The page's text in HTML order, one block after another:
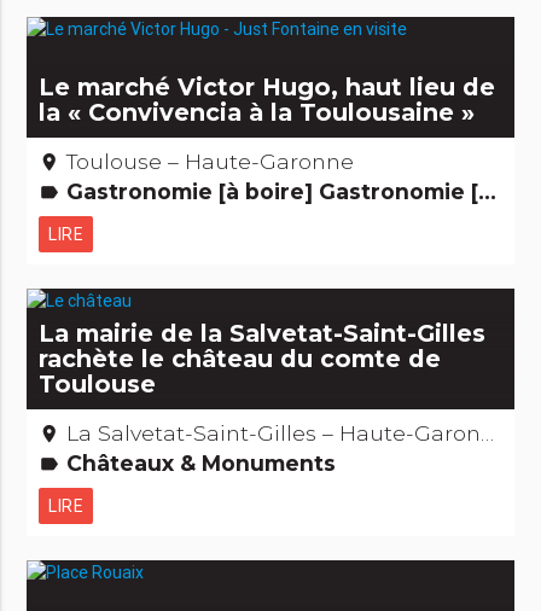
Le marché Victor Hugo, haut lieu de
la « Convivencia à la Toulousaine »
place Toulouse – Haute-Garonne
label Gastronomie [à boire] Gastronomie [à manger] Edifices remarquables
LIRE
La mairie de la Salvetat-Saint-Gilles
rachète le château du comte de
Toulouse
place La Salvetat-Saint-Gilles – Haute-Garonne
label Châteaux & Monuments
LIRE